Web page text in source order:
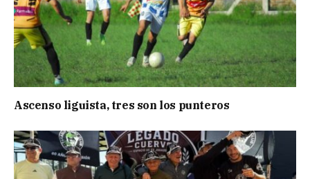
Ascenso liguista, tres son los punteros